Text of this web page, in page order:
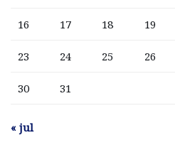
16 17 18 19
23 24 25 26
30 31
« jul